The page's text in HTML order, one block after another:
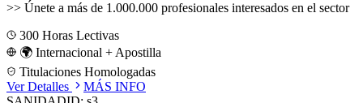
>> Únete a más de 1.000.000 profesionales interesados en el sector
300 Horas Lectivas
🌍 Internacional + Apostilla
Titulaciones Homologadas
Ver Detalles
MÁS INFO